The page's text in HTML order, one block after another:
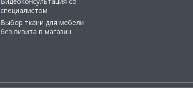
специалистом
Выбор ткани для мебели
без визита в магазин